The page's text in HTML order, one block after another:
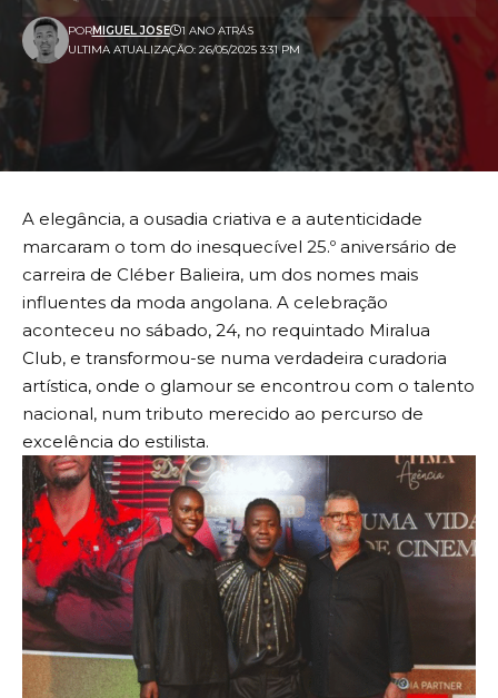
ULTIMA ATUALIZAÇÃO: 26/05/2025 3:31 PM
PORMIGUEL JOSE 1 ANO ATRÁS
A elegância, a ousadia criativa e a autenticidade
marcaram o tom do inesquecível 25.º aniversário de
carreira de Cléber Balieira, um dos nomes mais
influentes da moda angolana. A celebração
aconteceu no sábado, 24, no requintado Miralua
Club, e transformou-se numa verdadeira curadoria
artística, onde o glamour se encontrou com o talento
nacional, num tributo merecido ao percurso de
excelência do estilista.